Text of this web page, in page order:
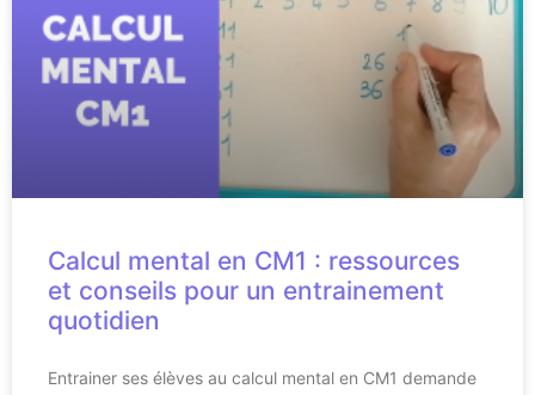
Calcul mental en CM1 : ressources
et conseils pour un entrainement
quotidien
Entrainer ses élèves au calcul mental en CM1 demande